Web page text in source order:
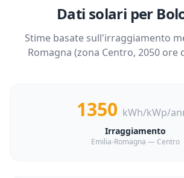
Dati solari per
Stime basate sull'irraggiamento
Romagna (zona Centro, 2050 ore
1350 kWh/kWp/
Irraggiamento
Emilia-Romagna — Centro